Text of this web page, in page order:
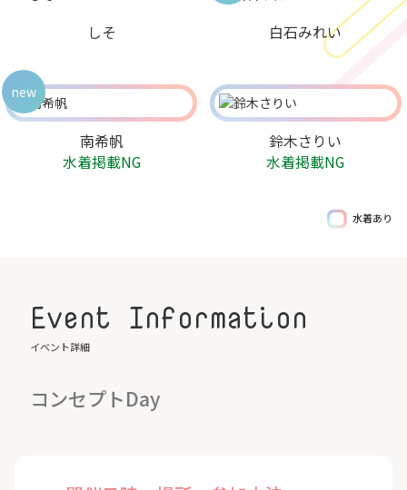
しそ 白石みれい
南希帆
水着掲載NG
new
鈴木さりい
水着掲載NG
水着あり
Event Information
イベント詳細
コンセプトDay